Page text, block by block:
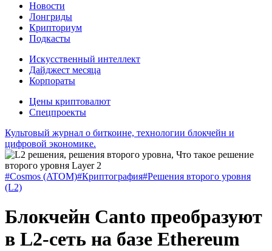
Новости
Лонгриды
Крипториум
Подкасты
Искусственный интеллект
Дайджест месяца
Корпораты
Цены криптовалют
Спецпроекты
Культовый журнал о биткоине, технологии блокчейн и
цифровой экономике.
#Cosmos (ATOM)#Криптография#Решения второго уровня
(L2)
Блокчейн Canto преобразуют
в L2-cеть на базе Ethereum